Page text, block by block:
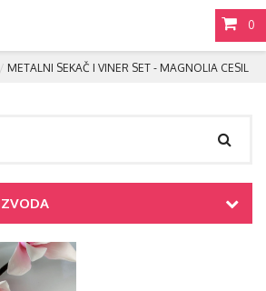
0
METALNI SEKAČ I VINER SET - MAGNOLIA CESIL